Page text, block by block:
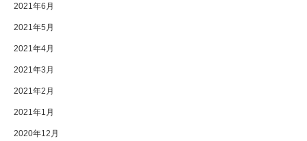
2021年6月
2021年5月
2021年4月
2021年3月
2021年2月
2021年1月
2020年12月